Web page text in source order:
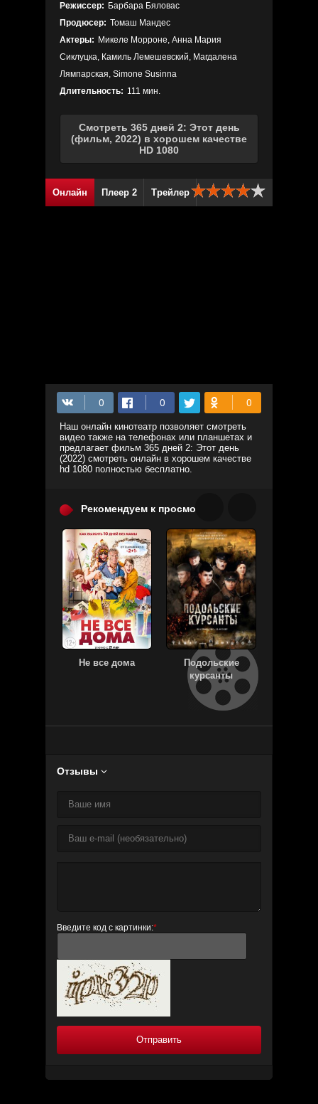
Режиссер: Барбара Бяловас
Продюсер: Томаш Мандес
Актеры: Микеле Морроне, Анна Мария
Сиклуцка, Камиль Лемешевский, Магдалена
Лямпарская, Simone Susinna
Длительность: 111 мин.
Смотреть 365 дней 2: Этот день
(фильм, 2022) в хорошем качестве
HD 1080
Онлайн Плеер 2 Трейлер
Наш онлайн кинотеатр позволяет смотреть
видео также на телефонах или планшетах и
предлагает фильм 365 дней 2: Этот день
(2022) смотреть онлайн в хорошем качестве
hd 1080 полностью бесплатно.
Рекомендуем к просмотру:
Не все дома
Подольские
курсанты
Отзывы 
Введите код с картинки:*
Отправить